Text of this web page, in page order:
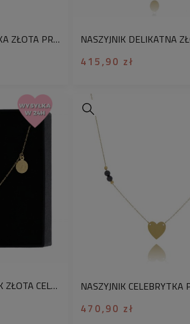
NASZYJNIK CELEBRYTKA ZŁOTA PRÓBA 585 BODY CHAIN SERDUSZKA
415,90 zł
NASZYJNIK ŁAŃCUSZEK ZŁOTA CELEBRYTKA MONETY PRÓBA 585
470,90 zł